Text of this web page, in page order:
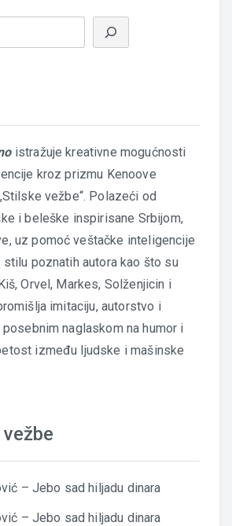
istražuje kreativne mogućnosti
kroz prizmu Kenoove
vežbe“. Polazeći od
i beleške inspirisane Srbijom,
uz pomoć veštačke inteligencije
poznatih autora kao što su
Orvel, Markes, Solženjicin i
imitaciju, autorstvo i
naglaskom na humor i
između ljudske i mašinske
– Jebo sad hiljadu dinara
– Jebo sad hiljadu dinara